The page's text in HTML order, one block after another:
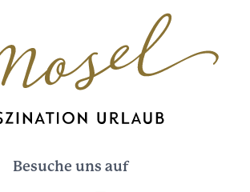
Besuche uns auf